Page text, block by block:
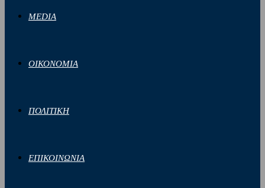
MEDIA
ΟΙΚΟΝΟΜΙΑ
ΠΟΛΙΤΙΚΗ
ΕΠΙΚΟΙΝΩΝΙΑ